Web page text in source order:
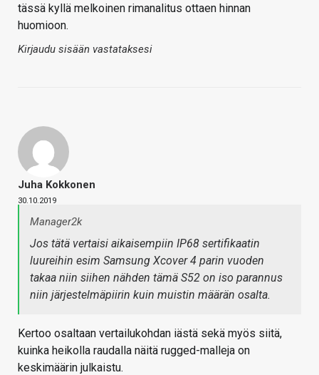
tässä kyllä melkoinen rimanalitus ottaen hinnan
huomioon.
Kirjaudu sisään vastataksesi
Juha Kokkonen
30.10.2019
Manager2k
Jos tätä vertaisi aikaisempiin IP68 sertifikaatin
luureihin esim Samsung Xcover 4 parin vuoden
takaa niin siihen nähden tämä S52 on iso parannus
niin järjestelmäpiirin kuin muistin määrän osalta.
Kertoo osaltaan vertailukohdan iästä sekä myös siitä,
kuinka heikolla raudalla näitä rugged-malleja on
keskimäärin julkaistu.